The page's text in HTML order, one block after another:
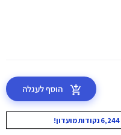
הוסף לעגלה